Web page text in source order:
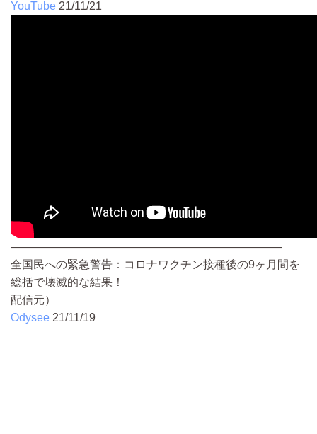
YouTube 21/11/21
————————————————————————
全国民への緊急警告：コロナワクチン接種後の9ヶ月間を
総括で壊滅的な結果！
配信元）
Odysee 21/11/19